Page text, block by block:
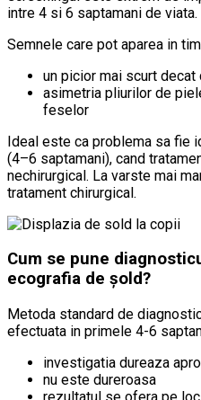
intre 4 si 6 saptamani de viata.
Semnele care pot aparea in
un picior mai scurt decat
asimetria pliurilor de
feselor
Ideal este ca problema sa fie
(4–6 saptamani), cand
nechirurgical. La varste mai
tratament chirurgical.
Cum se pune
ecografia de șold?
Metoda standard de
efectuata in primele 4-6
investigatia dureaza
nu este dureroasa